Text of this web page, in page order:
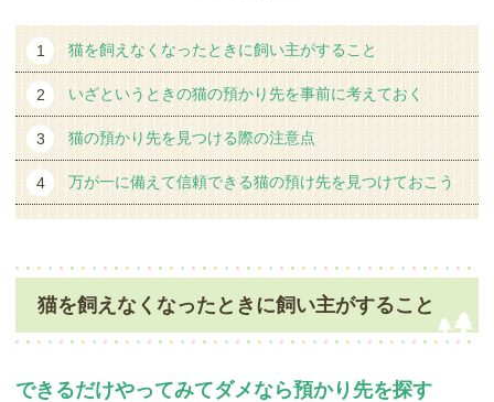
猫を飼えなくなったときに飼い主がすること
いざというときの猫の預かり先を事前に考えておく
猫の預かり先を見つける際の注意点
万が一に備えて信頼できる猫の預け先を見つけておこう
猫を飼えなくなったときに飼い主がすること
できるだけやってみてダメなら預かり先を探す